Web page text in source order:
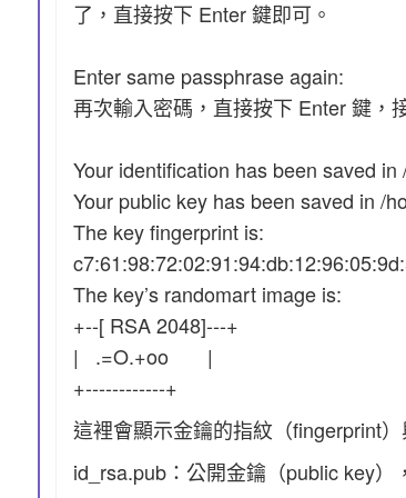
了，直接按下 Enter 鍵即可。
Enter same passphrase again:
再次輸入密碼，直接按下 Enter 鍵，
Your identification has been saved
Your public key has been saved in /
The key fingerprint is:
The key’s randomart image is:
+--[ RSA 2048]---+
| .=O.+oo |
+------------+
這裡會顯示金鑰的指紋（fingerprint
id_rsa.pub：公開金鑰（public key